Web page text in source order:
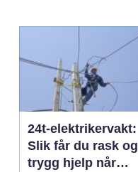
24t-elektrikervakt:
Slik får du rask og
trygg hjelp når